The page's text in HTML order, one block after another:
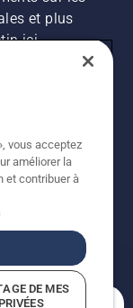
et plus
ici.
de
légèrement
vous acceptez
améliorer la
et contribuer à
DE MES